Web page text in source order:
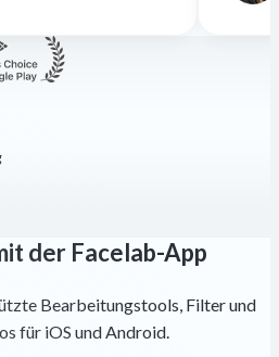
der Facelab-App
Bearbeitungstools, Filter und
für iOS und Android.